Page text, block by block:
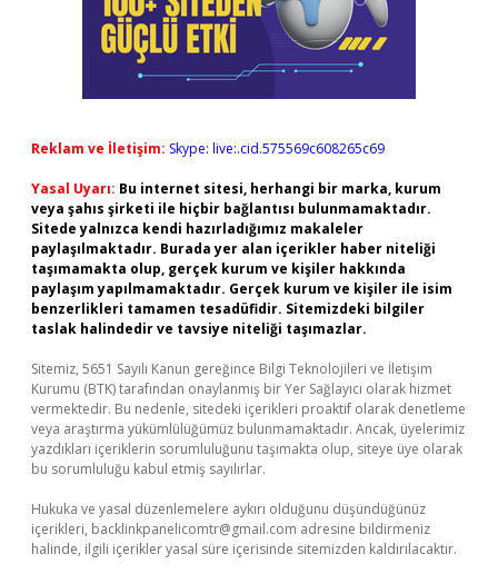
Reklam ve İletişim: Skype: live:.cid.575569c608265c69
Yasal Uyarı: Bu internet sitesi, herhangi bir marka, kurum
veya şahıs şirketi ile hiçbir bağlantısı bulunmamaktadır.
Sitede yalnızca kendi hazırladığımız makaleler
paylaşılmaktadır. Burada yer alan içerikler haber niteliği
taşımamakta olup, gerçek kurum ve kişiler hakkında
paylaşım yapılmamaktadır. Gerçek kurum ve kişiler ile isim
benzerlikleri tamamen tesadüfidir. Sitemizdeki bilgiler
taslak halindedir ve tavsiye niteliği taşımazlar.
Sitemiz, 5651 Sayılı Kanun gereğince Bilgi Teknolojileri ve İletişim
Kurumu (BTK) tarafından onaylanmış bir Yer Sağlayıcı olarak hizmet
vermektedir. Bu nedenle, sitedeki içerikleri proaktif olarak denetleme
veya araştırma yükümlülüğümüz bulunmamaktadır. Ancak, üyelerimiz
yazdıkları içeriklerin sorumluluğunu taşımakta olup, siteye üye olarak
bu sorumluluğu kabul etmiş sayılırlar.
Hukuka ve yasal düzenlemelere aykırı olduğunu düşündüğünüz
içerikleri, backlinkpanelicomtr@gmail.com adresine bildirmeniz
halinde, ilgili içerikler yasal süre içerisinde sitemizden kaldırılacaktır.